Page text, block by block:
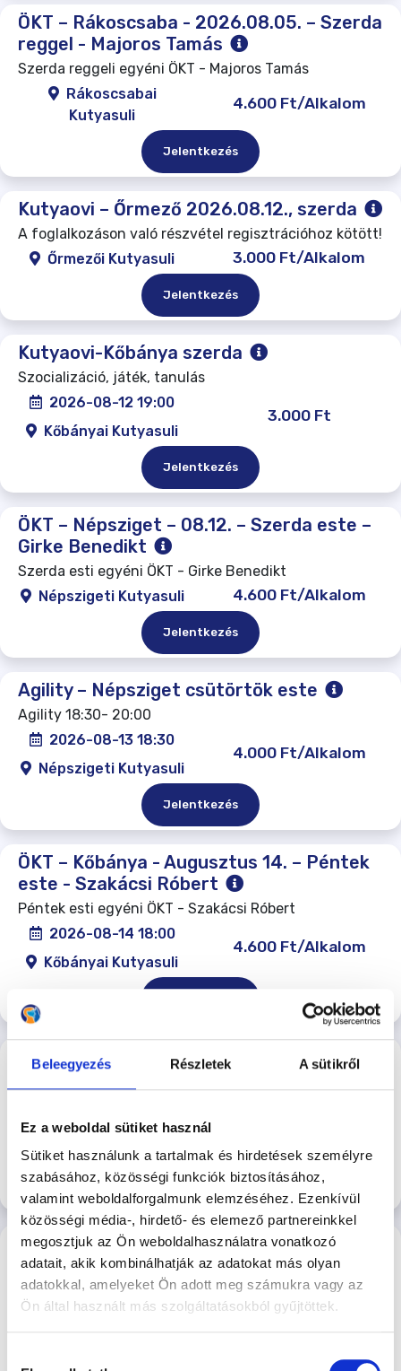
Beleegyezés Részletek A sütikről
Ez a weboldal sütiket használ
Sütiket használunk a tartalmak és hirdetések személyre
szabásához, közösségi funkciók biztosításához,
valamint weboldalforgalmunk elemzéséhez. Ezenkívül
közösségi média-, hirdető- és elemező partnereinkkel
megosztjuk az Ön weboldalhasználatra vonatkozó
adatait, akik kombinálhatják az adatokat más olyan
adatokkal, amelyeket Ön adott meg számukra vagy az
Ön által használt más szolgáltatásokból gyűjtöttek.
ÖKT – Rákoscsaba - 2026.08.05. – Szerda
reggel - Majoros Tamás
Szerda reggeli egyéni ÖKT - Majoros Tamás
Rákoscsabai
Kutyasuli
4.600 Ft/Alkalom
Jelentkezés
Kutyaovi – Őrmező 2026.08.12., szerda
A foglalkozáson való részvétel regisztrációhoz kötött!
Őrmezői Kutyasuli
3.000 Ft/Alkalom
Jelentkezés
Kutyaovi-Kőbánya szerda
Szocializáció, játék, tanulás
2026-08-12 19:00
Kőbányai Kutyasuli
3.000 Ft
Jelentkezés
ÖKT – Népsziget – 08.12. – Szerda este –
Girke Benedikt
Szerda esti egyéni ÖKT - Girke Benedikt
Népszigeti Kutyasuli
4.600 Ft/Alkalom
Jelentkezés
Agility – Népsziget csütörtök este
Agility 18:30- 20:00
2026-08-13 18:30
Népszigeti Kutyasuli
4.000 Ft/Alkalom
Jelentkezés
ÖKT – Kőbánya - Augusztus 14. – Péntek
este - Szakácsi Róbert
Péntek esti egyéni ÖKT - Szakácsi Róbert
2026-08-14 18:00
Kőbányai Kutyasuli
4.600 Ft/Alkalom
ÖKT – Rákoscsaba - 2026.08.15. –
Szombat reggel - Majoros Tamás
Rákoscsabai
Kutyasuli
Jelentkezés
Kézbentartási klub a Népszigeten - 08.15.
Kézbentartási Klub a Hajógyári Kutyasulin
2026-08-15 14:00